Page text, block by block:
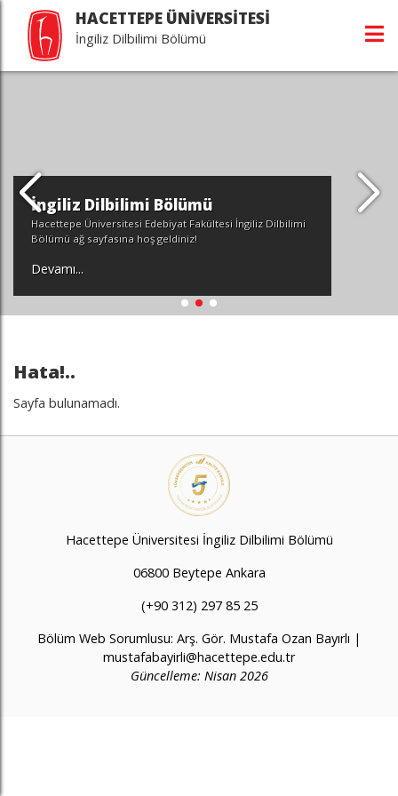
HACETTEPE ÜNİVERSİTESİ
İngiliz Dilbilimi Bölümü
İngiliz Dilbilimi Bölümü
Hacettepe Üniversitesi Edebiyat Fakültesi İngiliz Dilbilimi
Bölümü ağ sayfasına hoş geldiniz!
Devamı...
Hata!..
Sayfa bulunamadı.
Hacettepe Üniversitesi İngiliz Dilbilimi Bölümü
06800 Beytepe Ankara
(+90 312) 297 85 25
Bölüm Web Sorumlusu: Arş. Gör. Mustafa Ozan Bayırlı |
mustafabayirli@hacettepe.edu.tr
Güncelleme: Nisan 2026